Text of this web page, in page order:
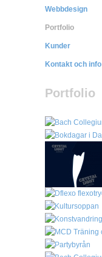
Webbdesign
Portfolio
Kunder
Kontakt och info
Portfolio